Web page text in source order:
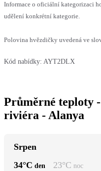
Informace o oficiální kategorizaci
udělení konkrétní kategorie.
Polovina hvězdičky uvedená ve
Kód nabídky: AYT2DLX
Průměrné teploty
riviéra - Alanya
Srpen
34°C den 23°C noc